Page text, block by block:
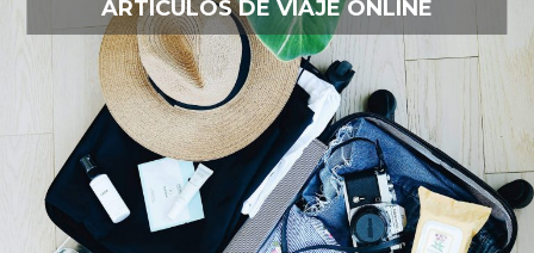
ARTÍCULOS DE VIAJE ONLINE